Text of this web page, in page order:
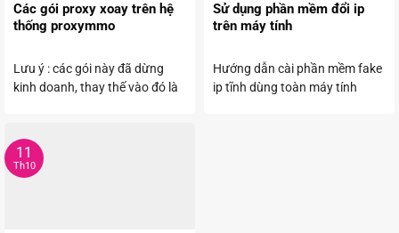
Các gói proxy xoay trên hệ
thống proxymmo
Lưu ý : các gói này đã dừng
kinh doanh, thay thế vào đó là
Sử dụng phần mềm đổi ip
trên máy tính
Hướng dẫn cài phần mềm fake
ip tĩnh dùng toàn máy tính
11
Th10